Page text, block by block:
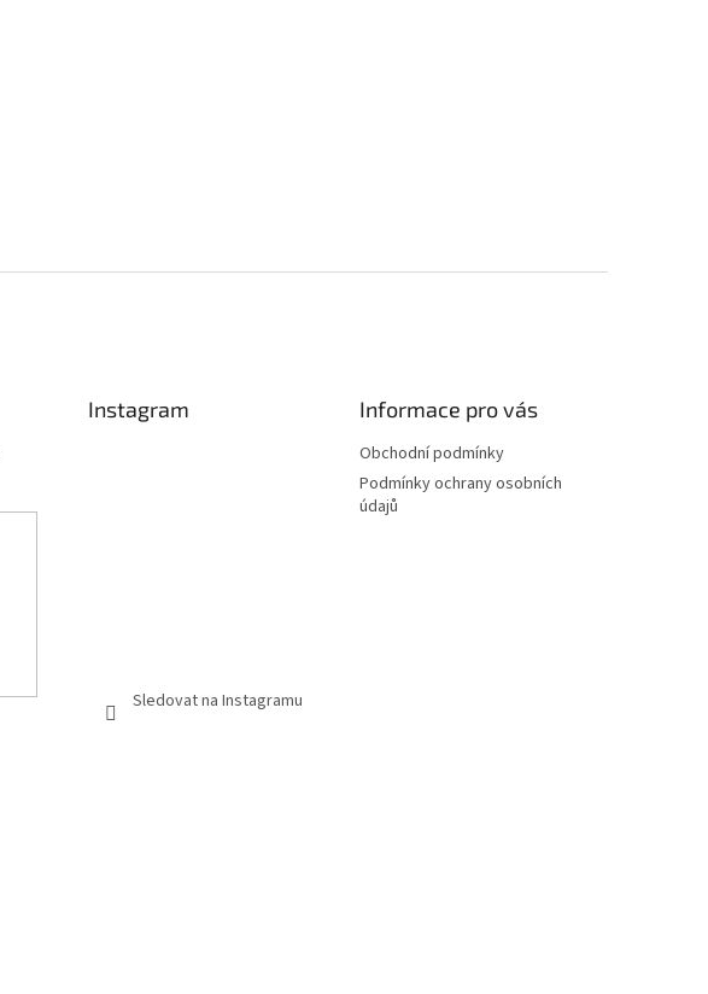
Instagram
Sledovat na Instagramu
Informace pro vás
Obchodní podmínky
Podmínky ochrany osobních
údajů